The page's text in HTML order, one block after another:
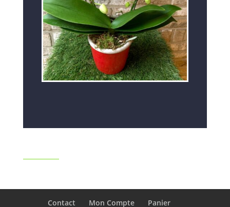
Contact Mon Compte Panier